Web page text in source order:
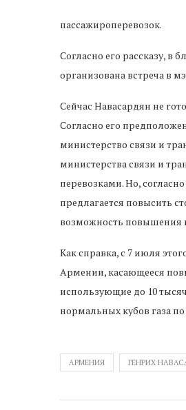
пассажироперевозок.
Согласно его рассказу, в
организована встреча в
Сейчас Навасардян не
Согласно его
министерство связи и
министерства связи и
перевозками. Но,
предлагается повысить
возможность повышения
Как справка, с 7 июля
Армении, касающееся
использующие до 10
нормальных кубов газа
АРМЕНИЯ ГЕНРИХ